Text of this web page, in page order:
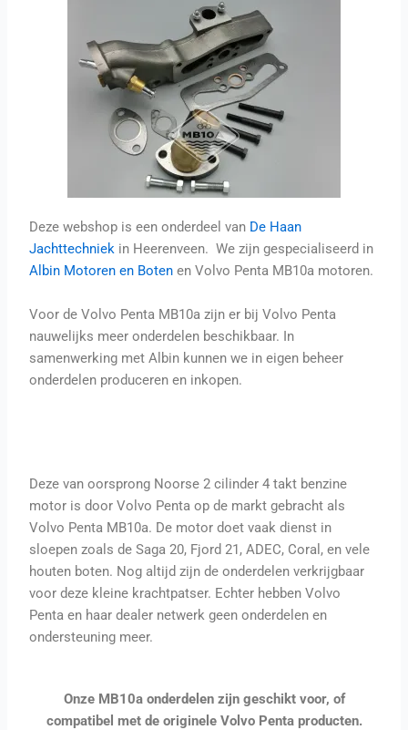
Deze webshop is een onderdeel van De Haan
Jachttechniek in Heerenveen. We zijn gespecialiseerd in
Albin Motoren en Boten en Volvo Penta MB10a motoren.
Voor de Volvo Penta MB10a zijn er bij Volvo Penta
nauwelijks meer onderdelen beschikbaar. In
samenwerking met Albin kunnen we in eigen beheer
onderdelen produceren en inkopen.
Deze van oorsprong Noorse 2 cilinder 4 takt benzine
motor is door Volvo Penta op de markt gebracht als
Volvo Penta MB10a. De motor doet vaak dienst in
sloepen zoals de Saga 20, Fjord 21, ADEC, Coral, en vele
houten boten. Nog altijd zijn de onderdelen verkrijgbaar
voor deze kleine krachtpatser. Echter hebben Volvo
Penta en haar dealer netwerk geen onderdelen en
ondersteuning meer.
Onze MB10a onderdelen zijn geschikt voor, of
compatibel met de originele Volvo Penta producten.